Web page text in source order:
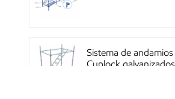
Sistema de andamios
Cuplock galvanizados